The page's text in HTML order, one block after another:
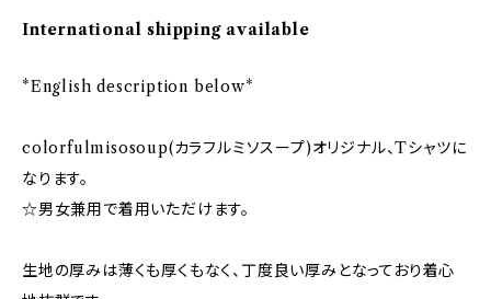
International shipping available
*English description below*
colorfulmisosoup(カラフルミソスープ)オリジナル、Tシャツに
なります。
☆男女兼用で着用いただけます。
生地の厚みは薄くも厚くもなく、丁度良い厚みとなっており着心